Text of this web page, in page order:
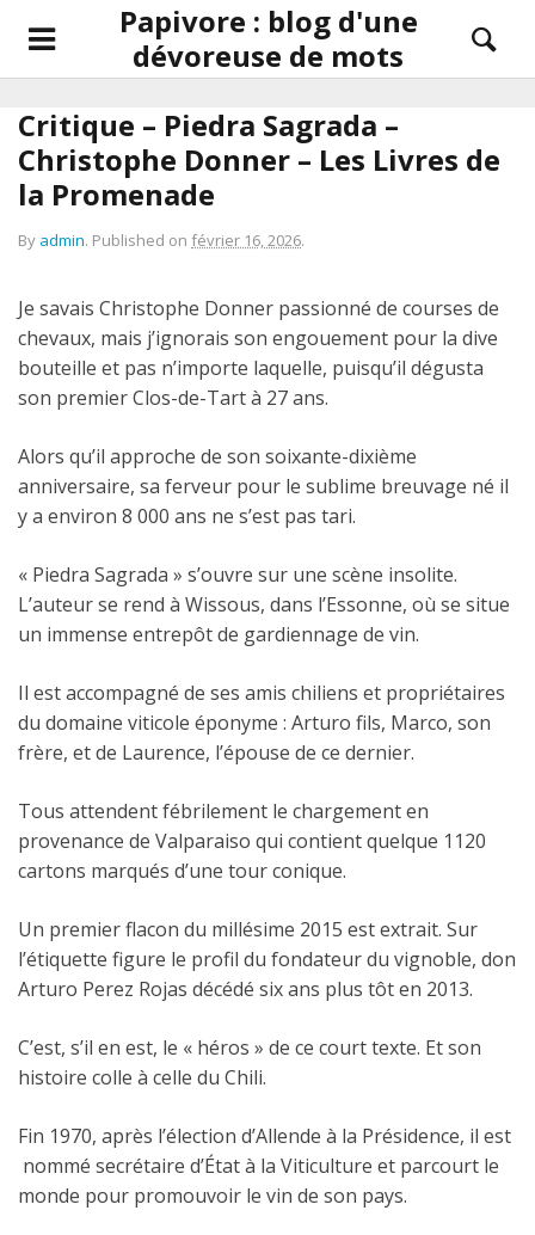
Papivore : blog d'une
dévoreuse de mots
Critique – Piedra Sagrada –
Christophe Donner – Les Livres de
la Promenade
By admin. Published on février 16, 2026.
Je savais Christophe Donner passionné de courses de
chevaux, mais j’ignorais son engouement pour la dive
bouteille et pas n’importe laquelle, puisqu’il dégusta
son premier Clos-de-Tart à 27 ans.
Alors qu’il approche de son soixante-dixième
anniversaire, sa ferveur pour le sublime breuvage né il
y a environ 8 000 ans ne s’est pas tari.
« Piedra Sagrada » s’ouvre sur une scène insolite.
L’auteur se rend à Wissous, dans l’Essonne, où se situe
un immense entrepôt de gardiennage de vin.
Il est accompagné de ses amis chiliens et propriétaires
du domaine viticole éponyme : Arturo fils, Marco, son
frère, et de Laurence, l’épouse de ce dernier.
Tous attendent fébrilement le chargement en
provenance de Valparaiso qui contient quelque 1120
cartons marqués d’une tour conique.
Un premier flacon du millésime 2015 est extrait. Sur
l’étiquette figure le profil du fondateur du vignoble, don
Arturo Perez Rojas décédé six ans plus tôt en 2013.
C’est, s’il en est, le « héros » de ce court texte. Et son
histoire colle à celle du Chili.
Fin 1970, après l’élection d’Allende à la Présidence, il est
nommé secrétaire d’État à la Viticulture et parcourt le
monde pour promouvoir le vin de son pays.